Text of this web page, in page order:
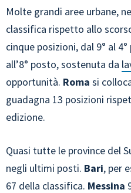
Molte grandi aree urbane,
classifica rispetto allo
cinque posizioni, dal 9° al
all’8° posto, sostenuta da
opportunità. Roma si
guadagna 13 posizioni
edizione.
Quasi tutte le province del
negli ultimi posti. Bari, per
67 della classifica. Messina